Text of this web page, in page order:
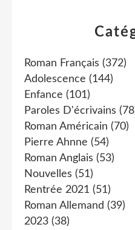
Roman Français (372)
Adolescence (144)
Enfance (101)
Paroles D'écrivains
Roman Américain (70)
Pierre Ahnne (54)
Roman Anglais (53)
Nouvelles (51)
Rentrée 2021 (51)
Roman Allemand (39)
2023 (38)